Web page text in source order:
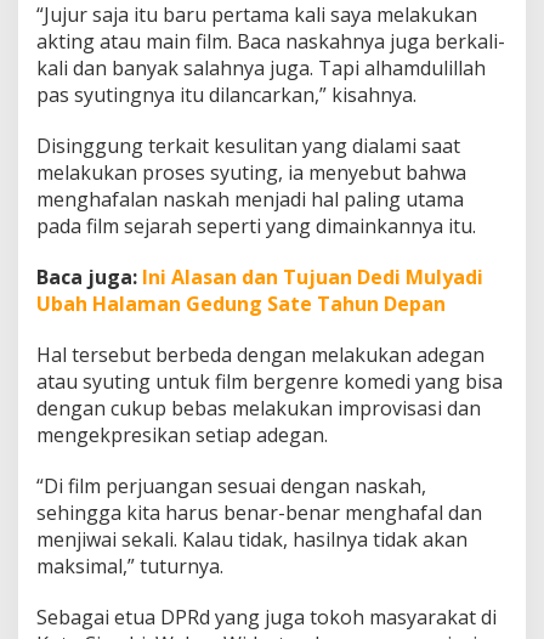
“Jujur saja itu baru pertama kali saya melakukan
akting atau main film. Baca naskahnya juga berkali-
kali dan banyak salahnya juga. Tapi alhamdulillah
pas syutingnya itu dilancarkan,” kisahnya.
Disinggung terkait kesulitan yang dialami saat
melakukan proses syuting, ia menyebut bahwa
menghafalan naskah menjadi hal paling utama
pada film sejarah seperti yang dimainkannya itu.
Baca juga: Ini Alasan dan Tujuan Dedi Mulyadi
Ubah Halaman Gedung Sate Tahun Depan
Hal tersebut berbeda dengan melakukan adegan
atau syuting untuk film bergenre komedi yang bisa
dengan cukup bebas melakukan improvisasi dan
mengekpresikan setiap adegan.
“Di film perjuangan sesuai dengan naskah,
sehingga kita harus benar-benar menghafal dan
menjiwai sekali. Kalau tidak, hasilnya tidak akan
maksimal,” tuturnya.
Sebagai etua DPRd yang juga tokoh masyarakat di